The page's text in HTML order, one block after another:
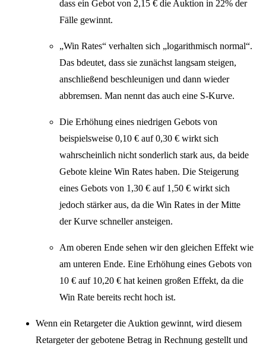
dass ein Gebot von 2,15 € die Auktion in 22% der
Fälle gewinnt.
„Win Rates“ verhalten sich „logarithmisch normal“.
Das bdeutet, dass sie zunächst langsam steigen,
anschließend beschleunigen und dann wieder
abbremsen. Man nennt das auch eine S-Kurve.
Die Erhöhung eines niedrigen Gebots von
beispielsweise 0,10 € auf 0,30 € wirkt sich
wahrscheinlich nicht sonderlich stark aus, da beide
Gebote kleine Win Rates haben. Die Steigerung
eines Gebots von 1,30 € auf 1,50 € wirkt sich
jedoch stärker aus, da die Win Rates in der Mitte
der Kurve schneller ansteigen.
Am oberen Ende sehen wir den gleichen Effekt wie
am unteren Ende. Eine Erhöhung eines Gebots von
10 € auf 10,20 € hat keinen großen Effekt, da die
Win Rate bereits recht hoch ist.
Wenn ein Retargeter die Auktion gewinnt, wird diesem
Retargeter der gebotene Betrag in Rechnung gestellt und